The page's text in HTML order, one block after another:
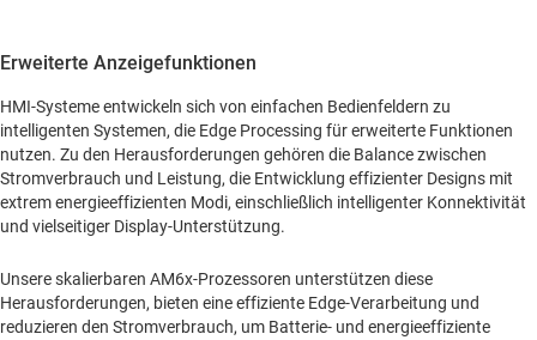
Erweiterte Anzeigefunktionen
HMI-Systeme entwickeln sich von einfachen Bedienfeldern zu
intelligenten Systemen, die Edge Processing für erweiterte Funktionen
nutzen. Zu den Herausforderungen gehören die Balance zwischen
Stromverbrauch und Leistung, die Entwicklung effizienter Designs mit
extrem energieeffizienten Modi, einschließlich intelligenter Konnektivität
und vielseitiger Display-Unterstützung.
Unsere skalierbaren AM6x-Prozessoren unterstützen diese
Herausforderungen, bieten eine effiziente Edge-Verarbeitung und
reduzieren den Stromverbrauch, um Batterie- und energieeffiziente